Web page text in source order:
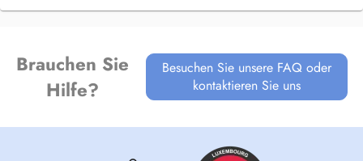
Brauchen Sie
Hilfe?
Besuchen Sie unsere FAQ oder
kontaktieren Sie uns